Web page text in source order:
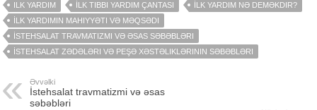
ILK YARDIM
İLK TIBBI YARDIM ÇANTASI
İLK YARDIM NƏ DEMƏKDIR?
İLK YARDIMIN MAHIYYƏTI VƏ MƏQSƏDI
İSTEHSALAT TRAVMATIZMI VƏ ƏSAS SƏBƏBLƏRI
İSTEHSALAT ZƏDƏLƏRI VƏ PEŞƏ XƏSTƏLIKLƏRININ SƏBƏBLƏRI
Əvvəlki
İstehsalat travmatizmi və əsas
səbəbləri